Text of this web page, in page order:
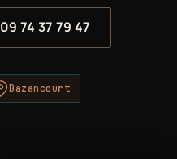
09 74 37 79 47
Bazancourt